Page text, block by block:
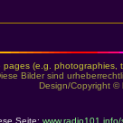
(e.g. photographies,
Bilder sind
Design/Copyright ©
Seite: